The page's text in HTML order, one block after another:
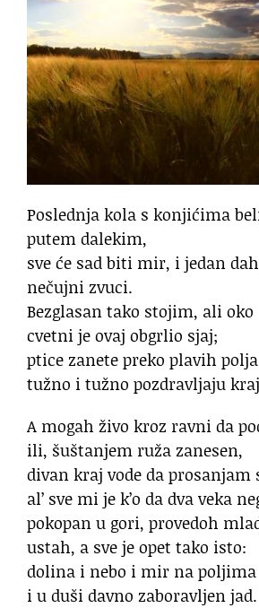
Poslednja kola s konjićima
putem dalekim,
sve će sad biti mir, i jedan
nečujni zvuci.
Bezglasan tako stojim, ali oko
cvetni je ovaj obgrlio sjaj;
ptice zanete preko plavih polja
tužno i tužno pozdravljaju
A mogah živo kroz ravni da
ili, šuštanjem ruža zanesen,
divan kraj vode da prosanjam
al’ sve mi je k’o da dva veka
pokopan u gori, provedoh
ustah, a sve je opet tako isto:
dolina i nebo i mir na poljima
i u duši davno zaboravljen jad.